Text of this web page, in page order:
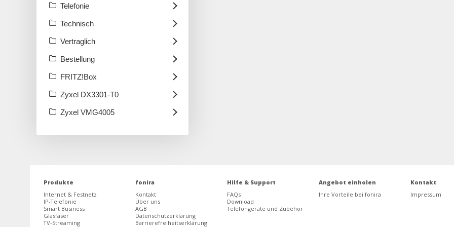
Telefonie
Technisch
Vertraglich
Bestellung
FRITZ!Box
Zyxel DX3301-T0
Zyxel VMG4005
Produkte
Internet & Festnetz
IP-Telefonie
Smart Business
Glasfaser
TV-Streaming
fonira
Kontakt
Über uns
AGB
Datenschutzerklärung
Barrierefreiheitserklärung
Hilfe & Support
FAQs
Download
Telefongeräte und Zubehör
Angebot einholen
Ihre Vorteile bei fonira
Kontakt
Impressum